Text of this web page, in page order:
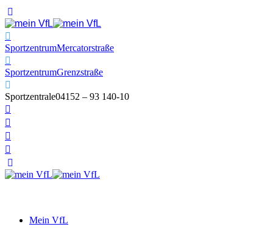
SportzentrumMercatorstraße
SportzentrumGrenzstraße
Sportzentrale04152 – 93 140-10
Mein VfL